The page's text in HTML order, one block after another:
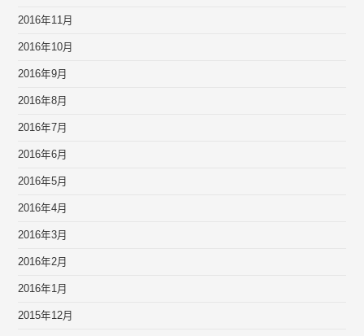
2016年11月
2016年10月
2016年9月
2016年8月
2016年7月
2016年6月
2016年5月
2016年4月
2016年3月
2016年2月
2016年1月
2015年12月